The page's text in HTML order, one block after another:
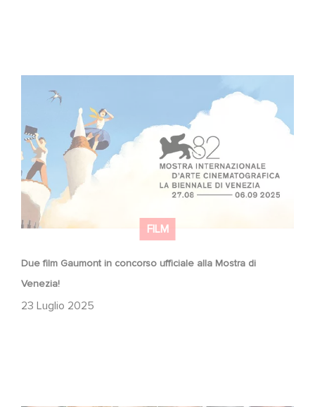
FILM
Due film Gaumont in concorso ufficiale alla Mostra di
Venezia!
23 Luglio 2025
Venezia!